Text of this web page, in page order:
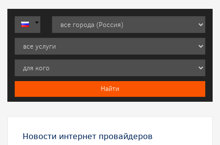
Новости интернет провайдеров